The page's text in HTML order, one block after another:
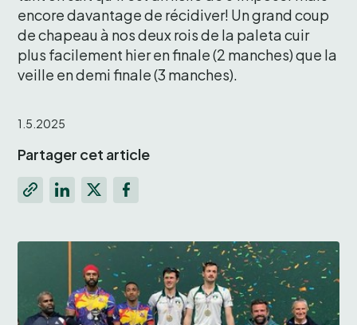
encore davantage de récidiver! Un grand coup
de chapeau à nos deux rois de la paleta cuir
plus facilement hier en finale (2 manches) que la
veille en demi finale (3 manches).
1.5.2025
Partager cet article